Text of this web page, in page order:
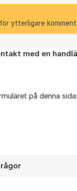
ytterligare
med en
på denna sida: